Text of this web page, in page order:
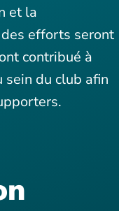
et la
efforts seront
contribué à
sein du club afin